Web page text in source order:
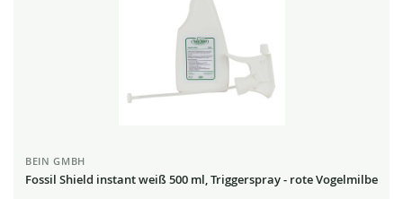
BEIN GMBH
Fossil Shield instant weiß 500 ml, Triggerspray - rote Vogelmilbe